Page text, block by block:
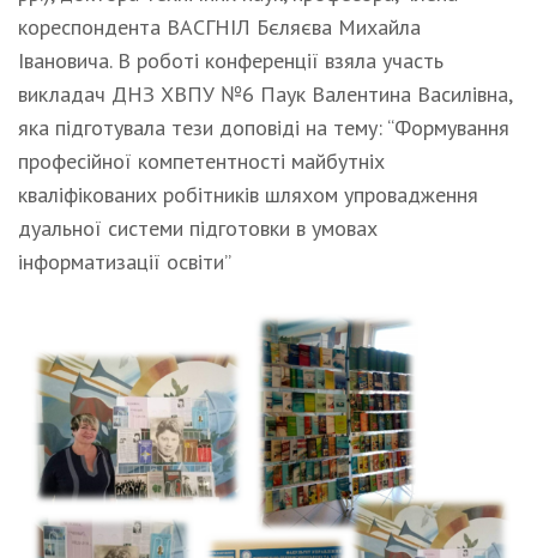
кореспондента ВАСГНІЛ Бєляєва Михайла
Івановича. В роботі конференції взяла участь
викладач ДНЗ ХВПУ №6 Паук Валентина Василівна,
яка підготувала тези доповіді на тему: “Формування
професійної компетентності майбутніх
кваліфікованих робітників шляхом упровадження
дуальної системи підготовки в умовах
інформатизації освіти”